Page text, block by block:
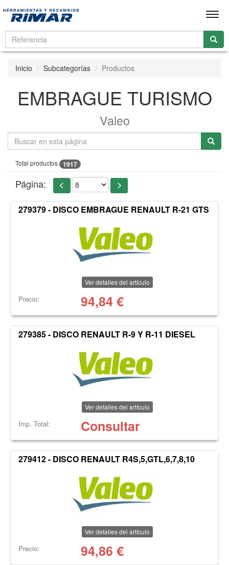
Inicio Subcategorías Productos
EMBRAGUE TURISMO
Valeo
Total productos 1917
Página:
279379 - DISCO EMBRAGUE RENAULT R-21 GTS
Ver detalles del artículo
Precio: 94,84 €
279385 - DISCO RENAULT R-9 Y R-11 DIESEL
Ver detalles del artículo
Imp. Total: Consultar
279412 - DISCO RENAULT R4S,5,GTL,6,7,8,10
Ver detalles del artículo
Precio: 94,86 €